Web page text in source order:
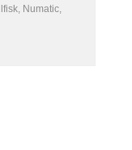
Numatic,